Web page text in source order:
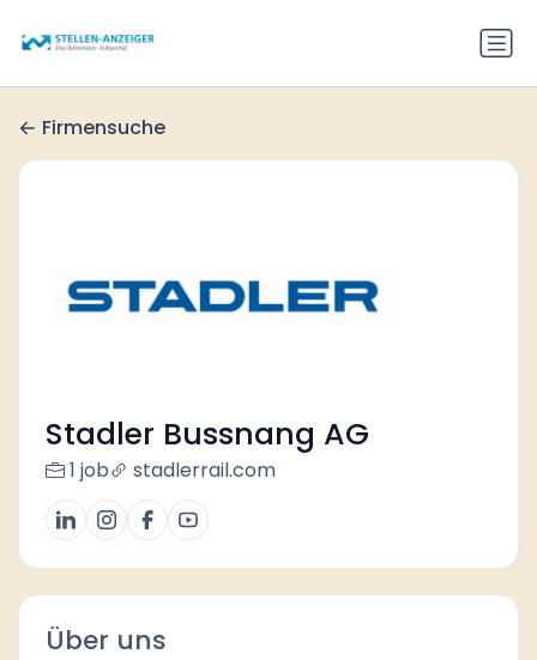
Firmensuche
Stadler Bussnang AG
1 job stadlerrail.com
Über uns